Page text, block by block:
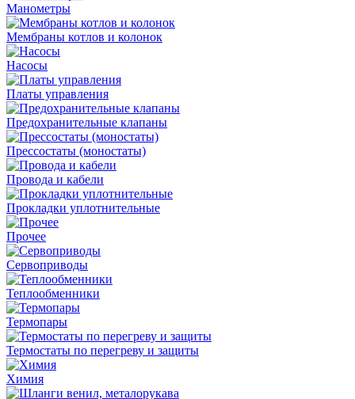
Манометры
Мембраны котлов и колонок
Насосы
Платы управления
Предохранительные клапаны
Прессостаты (моностаты)
Провода и кабели
Прокладки уплотнительные
Прочее
Сервоприводы
Теплообменники
Термопары
Термостаты по перегреву и защиты
Химия